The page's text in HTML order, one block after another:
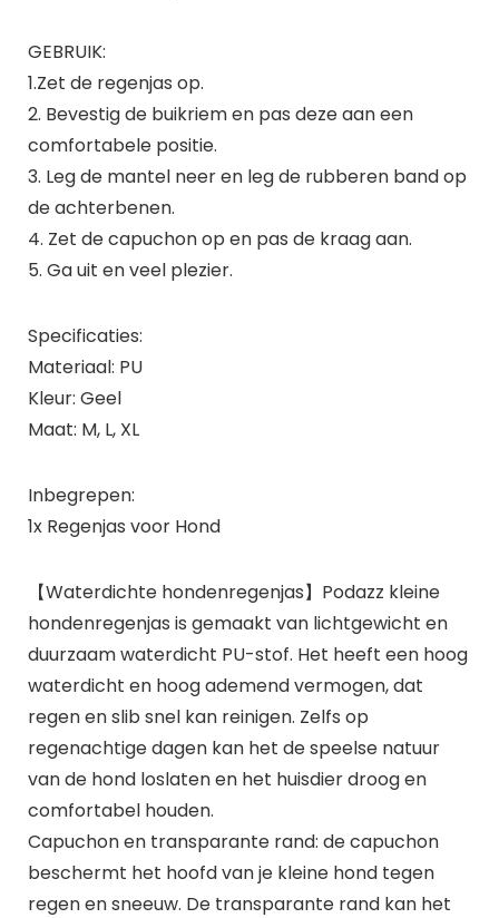
GEBRUIK:
1.Zet de regenjas op.
2. Bevestig de buikriem en pas deze aan een
comfortabele positie.
3. Leg de mantel neer en leg de rubberen band op
de achterbenen.
4. Zet de capuchon op en pas de kraag aan.
5. Ga uit en veel plezier.
Specificaties:
Materiaal: PU
Kleur: Geel
Maat: M, L, XL
Inbegrepen:
1x Regenjas voor Hond
【Waterdichte hondenregenjas】Podazz kleine
hondenregenjas is gemaakt van lichtgewicht en
duurzaam waterdicht PU-stof. Het heeft een hoog
waterdicht en hoog ademend vermogen, dat
regen en slib snel kan reinigen. Zelfs op
regenachtige dagen kan het de speelse natuur
van de hond loslaten en het huisdier droog en
comfortabel houden.
Capuchon en transparante rand: de capuchon
beschermt het hoofd van je kleine hond tegen
regen en sneeuw. De transparante rand kan het